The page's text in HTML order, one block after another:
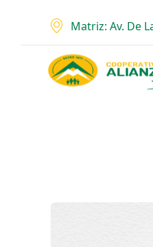
Matriz: Av. De